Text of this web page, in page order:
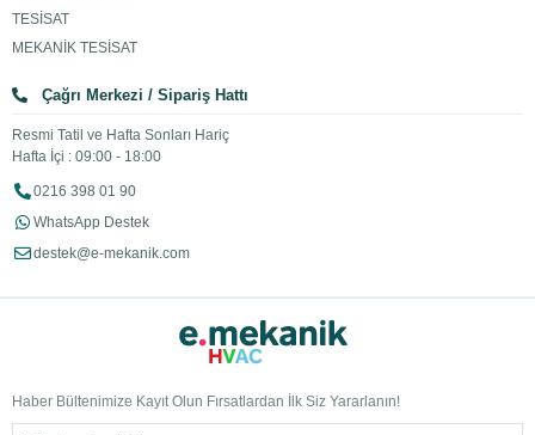
TESİSAT
MEKANİK TESİSAT
Çağrı Merkezi / Sipariş Hattı
Resmi Tatil ve Hafta Sonları Hariç
Hafta İçi : 09:00 - 18:00
0216 398 01 90
WhatsApp Destek
destek@e-mekanik.com
Haber Bültenimize Kayıt Olun Fırsatlardan İlk Siz Yararlanın!